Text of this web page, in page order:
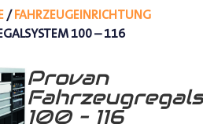
/FAHRZEUGEINRICHTUNG
100 – 116
Provan
100 – 116